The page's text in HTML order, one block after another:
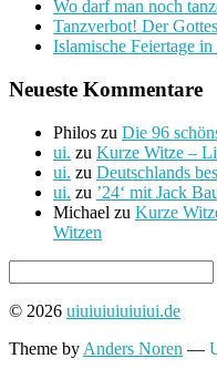
Wo darf man noch
Tanzverbot! Der
Islamische Feiertage
Neueste Kommentare
Philos zu Die 96
ui. zu Kurze Witze –
ui. zu Deutschlands
ui. zu ’24‘ mit Jack
Michael zu Kurze
Witzen
nach:
© 2026 uiuiuiuiuiuiui.de
Theme by Anders Noren —